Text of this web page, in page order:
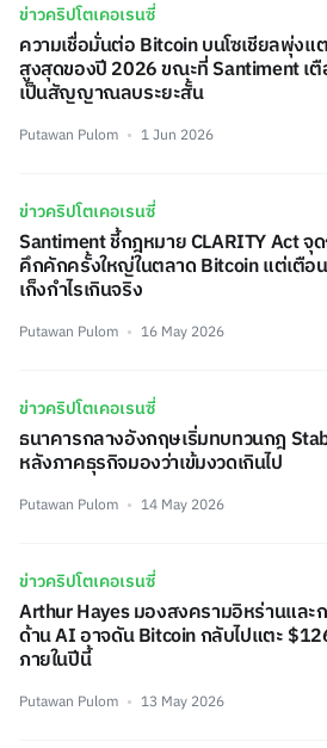
ข่าวคริปโตเคอเรนซี่
ความเชื่อมั่นต่อ Bitcoin บนโซเชียลพุ่งแ
สูงสุดของปี 2026 ขณะที่ Santiment เ
เป็นสัญญาณลบระยะสั้น
Putawan Pulom 1 Jun 2026
ข่าวคริปโตเคอเรนซี่
Santiment ชี้กฎหมาย CLARITY Act จุ
คึกคักครั้งใหญ่ในตลาด Bitcoin แต่เตือ
เก็งกำไรเกินจริง
Putawan Pulom 16 May 2026
ข่าวคริปโตเคอเรนซี่
ธนาคารกลางอังกฤษเริ่มทบทวนกฎ
หลังภาคธุรกิจมองว่าเข้มงวดเกินไป
Putawan Pulom 14 May 2026
ข่าวคริปโตเคอเรนซี่
Arthur Hayes มองสงครามอิหร่านและ
ด้าน AI อาจดัน Bitcoin กลับไปแตะ
ภายในปีนี้
Putawan Pulom 13 May 2026